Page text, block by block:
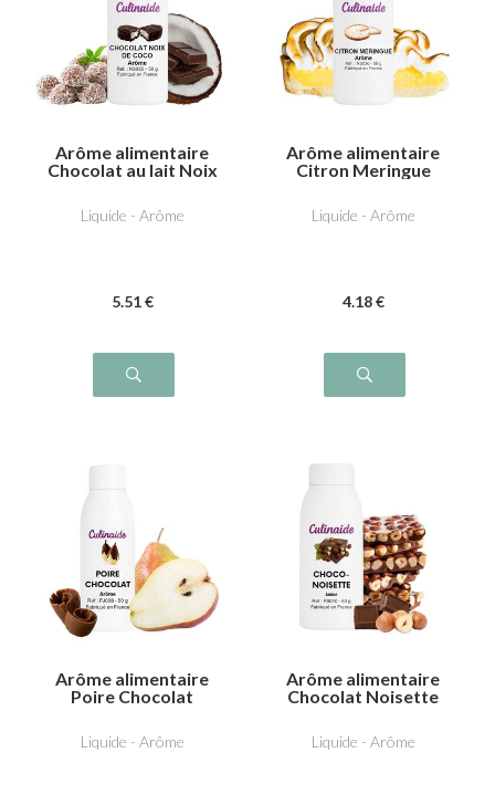
Arôme alimentaire
Chocolat au lait Noix
Liquide - Arôme
5.51 €
Arôme alimentaire
Citron Meringue
Liquide - Arôme
4.18 €
Arôme alimentaire
Poire Chocolat
Liquide - Arôme
Arôme alimentaire
Chocolat Noisette
Liquide - Arôme